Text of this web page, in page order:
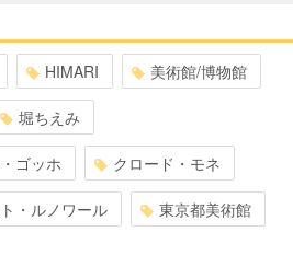
HIMARI 美術館/博物館
堀ちえみ
ゴッホ クロード・モネ
・ルノワール 東京都美術館